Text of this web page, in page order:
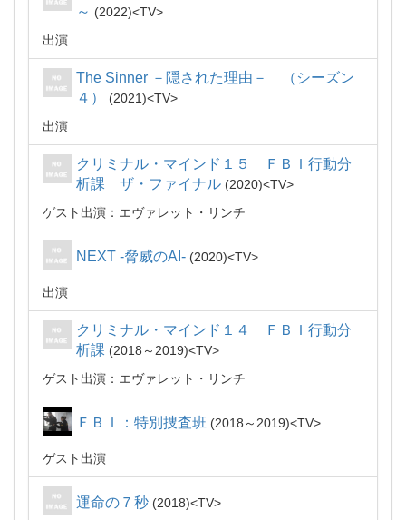
～
2022
TV
出演
The Sinner －隠された理由－ （シーズン
４）
2021
TV
出演
クリミナル・マインド１５ ＦＢＩ行動分
析課 ザ・ファイナル
2020
TV
ゲスト出演：エヴァレット・リンチ
NEXT -脅威のAI- 2020 TV
出演
クリミナル・マインド１４ ＦＢＩ行動分
析課
2018～2019
TV
ゲスト出演：エヴァレット・リンチ
ＦＢＩ：特別捜査班 2018～2019 TV
ゲスト出演
運命の７秒 2018 TV